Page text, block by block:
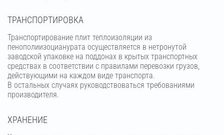
ТРАНСПОРТИРОВКА
Транспортирование плит теплоизоляции из
пенополиизоцианурата осуществляется в нетронутой
заводской упаковке на поддонах в крытых транспортных
средствах в соответствии с правилами перевозки грузов,
действующими на каждом виде транспорта.
В остальных случаях руководствоваться требованиями
производителя.
ХРАНЕНИЕ